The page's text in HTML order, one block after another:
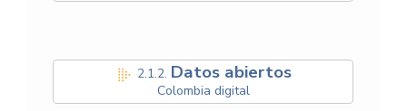
2.1.2. Datos abiertos
Colombia digital